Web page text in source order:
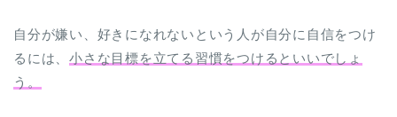
自分が嫌い、好きになれないという人が自分に自信をつけ
るには、小さな目標を立てる習慣をつけるといいでしょ
う。